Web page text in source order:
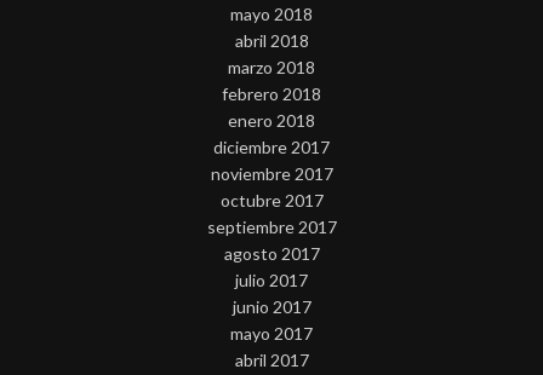
mayo 2018
abril 2018
marzo 2018
febrero 2018
enero 2018
diciembre 2017
noviembre 2017
octubre 2017
septiembre 2017
agosto 2017
julio 2017
junio 2017
mayo 2017
abril 2017